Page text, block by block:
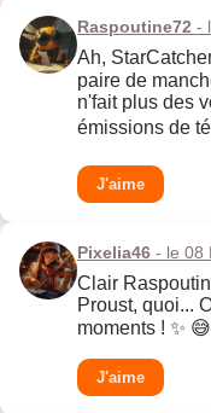
Raspoutine72 -
Ah,
paire de
n'fait plus des
émissions de
J'aime
Pixelia46 - le 08
Clair
Proust, quoi...
moments ! ✨ 😅
J'aime